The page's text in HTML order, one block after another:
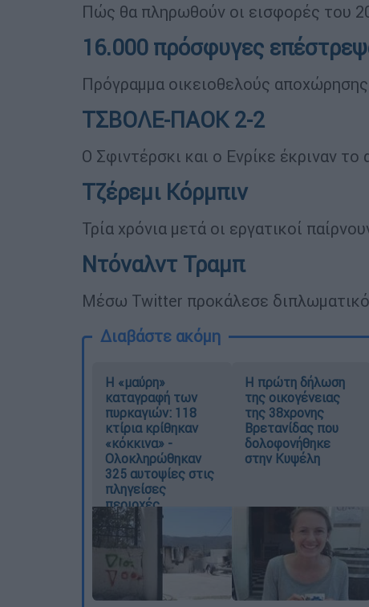
Πώς θα πληρωθούν οι εισφορές του
16.000 πρόσφυγες
Πρόγραμμα οικειοθελούς αποχώρησης
ΤΣΒΟΛΕ-ΠΑΟΚ 2-2
Ο Σφιντέρσκι και ο Ενρίκε έκριναν
Τζέρεμι Κόρμπιν
Τρία χρόνια μετά οι εργατικοί
Ντόναλντ Τραμπ
Μέσω Twitter προκάλεσε διπλωματικό
Διαβάστε ακόμη
Η «μαύρη»
καταγραφή των
πυρκαγιών: 118
κτίρια κρίθηκαν
«κόκκινα» -
Ολοκληρώθηκαν
325 αυτοψίες στις
πληγείσες
περιοχές
Η πρώτη δήλωση
της οικογένειας
της 38χρονης
Βρετανίδας που
δολοφονήθηκε
στην Κυψέλη